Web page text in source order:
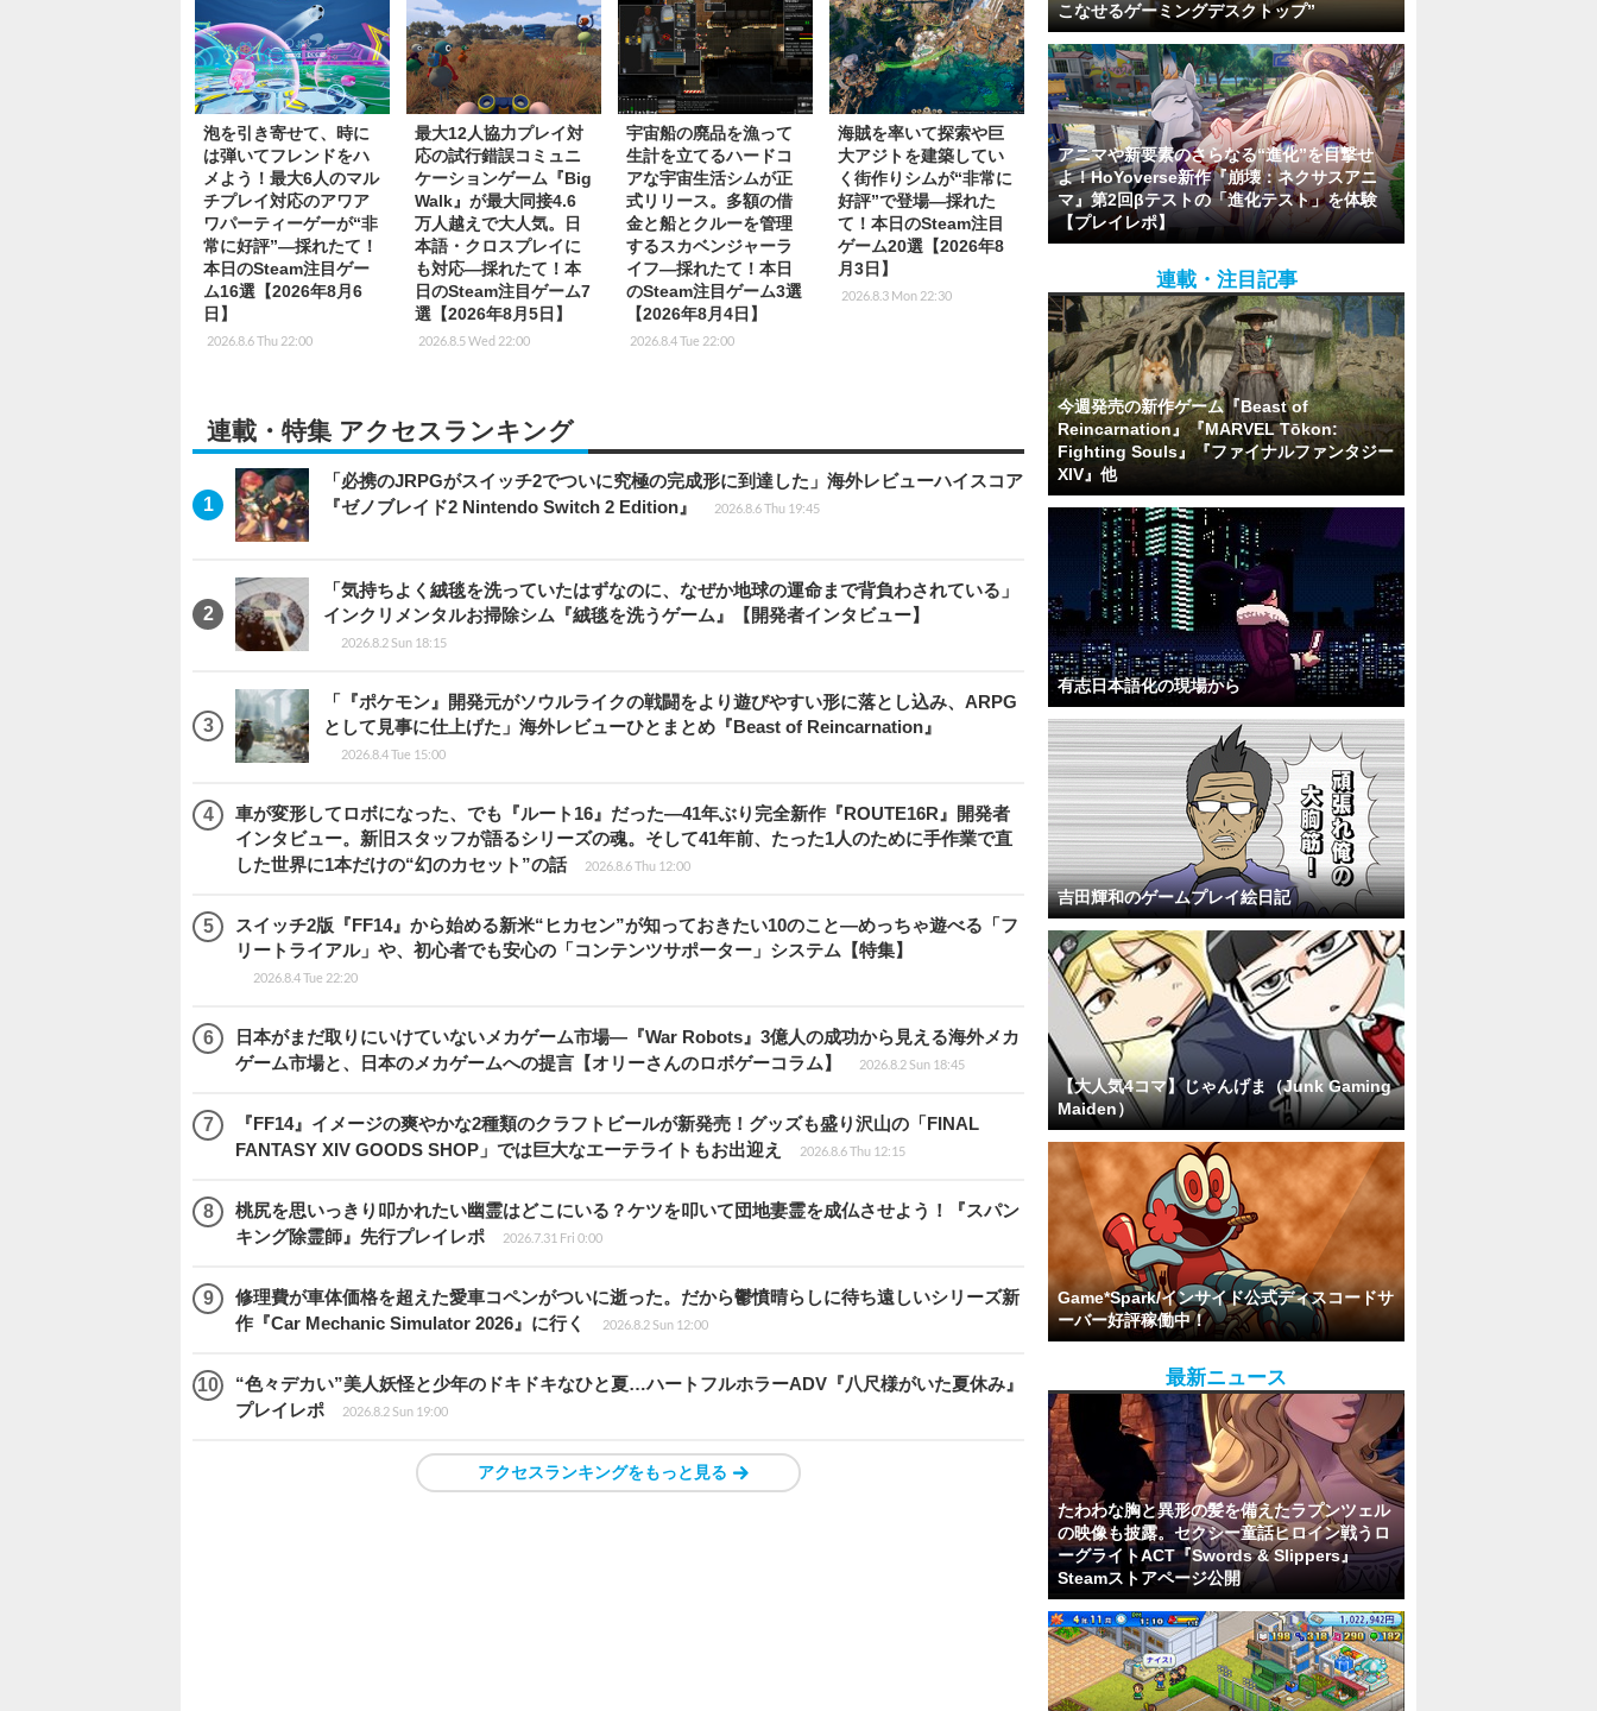
泡を引き寄せて、時に
は弾いてフレンドをハ
メよう！最大6人のマル
チプレイ対応のアワア
ワパーティーゲーが“非
常に好評”―採れたて！
本日のSteam注目ゲー
ム16選【2026年8月6
日】
2026.8.6 Thu 22:00
最大12人協力プレイ対
応の試行錯誤コミュニ
ケーションゲーム『Big
Walk』が最大同接4.6
万人越えで大人気。日
本語・クロスプレイに
も対応―採れたて！本
日のSteam注目ゲーム7
選【2026年8月5日】
2026.8.5 Wed 22:00
宇宙船の廃品を漁って
生計を立てるハードコ
アな宇宙生活シムが正
式リリース。多額の借
金と船とクルーを管理
するスカベンジャーラ
イフ―採れたて！本日
のSteam注目ゲーム3選
【2026年8月4日】
2026.8.4 Tue 22:00
海賊を率いて探索や巨
大アジトを建築してい
く街作りシムが“非常に
好評”で登場―採れた
て！本日のSteam注目
ゲーム20選【2026年8
月3日】
2026.8.3 Mon 22:30
連載・特集 アクセスランキング
「必携のJRPGがスイッチ2でついに究極の完成形に到達した」海外レビューハイスコア
『ゼノブレイド2 Nintendo Switch 2 Edition』
2026.8.6 Thu 19:45
「気持ちよく絨毯を洗っていたはずなのに、なぜか地球の運命まで背負わされている」
インクリメンタルお掃除シム『絨毯を洗うゲーム』【開発者インタビュー】
2026.8.2 Sun 18:15
「『ポケモン』開発元がソウルライクの戦闘をより遊びやすい形に落とし込み、ARPG
として見事に仕上げた」海外レビューひとまとめ『Beast of Reincarnation』
2026.8.4 Tue 15:00
車が変形してロボになった、でも『ルート16』だった―41年ぶり完全新作『ROUTE16R』開発者
インタビュー。新旧スタッフが語るシリーズの魂。そして41年前、たった1人のために手作業で直
した世界に1本だけの“幻のカセット”の話
2026.8.6 Thu 12:00
スイッチ2版『FF14』から始める新米“ヒカセン”が知っておきたい10のこと―めっちゃ遊べる「フ
リートライアル」や、初心者でも安心の「コンテンツサポーター」システム【特集】
2026.8.4 Tue 22:20
日本がまだ取りにいけていないメカゲーム市場―『War Robots』3億人の成功から見える海外メカ
ゲーム市場と、日本のメカゲームへの提言【オリーさんのロボゲーコラム】
2026.8.2 Sun 18:45
『FF14』イメージの爽やかな2種類のクラフトビールが新発売！グッズも盛り沢山の「FINAL
FANTASY XIV GOODS SHOP」では巨大なエーテライトもお出迎え
2026.8.6 Thu 12:15
桃尻を思いっきり叩かれたい幽霊はどこにいる？ケツを叩いて団地妻霊を成仏させよう！『スパン
キング除霊師』先行プレイレポ
2026.7.31 Fri 0:00
修理費が車体価格を超えた愛車コペンがついに逝った。だから鬱憤晴らしに待ち遠しいシリーズ新
作『Car Mechanic Simulator 2026』に行く
2026.8.2 Sun 12:00
“色々デカい”美人妖怪と少年のドキドキなひと夏…ハートフルホラーADV『八尺様がいた夏休み』
プレイレポ
2026.8.2 Sun 19:00
アクセスランキングをもっと見る
こなせるゲーミングデスクトップ”
アニマや新要素のさらなる“進化”を目撃せ
よ！HoYoverse新作『崩壊：ネクサスアニ
マ』第2回βテストの「進化テスト」を体験
【プレイレポ】
連載・注目記事
今週発売の新作ゲーム『Beast of
Reincarnation』『MARVEL Tōkon:
Fighting Souls』『ファイナルファンタジー
XIV』他
有志日本語化の現場から
吉田輝和のゲームプレイ絵日記
【大人気4コマ】じゃんげま（Junk Gaming
Maiden）
Game*Spark/インサイド公式ディスコードサ
ーバー好評稼働中！
最新ニュース
たわわな胸と異形の髪を備えたラプンツェル
の映像も披露。セクシー童話ヒロイン戦うロ
ーグライトACT『Swords & Slippers』
Steamストアページ公開